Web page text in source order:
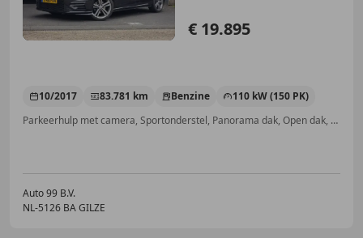
€ 19.895
10/2017 83.781 km Benzine
110 kW (150 PK)
Parkeerhulp met camera, Sportonderstel, Panorama dak, Open dak, Start/Stop-systeem, LED verlichting, Sportstoelen, Voorruitverwarming
Auto 99 B.V.
NL-5126 BA GILZE